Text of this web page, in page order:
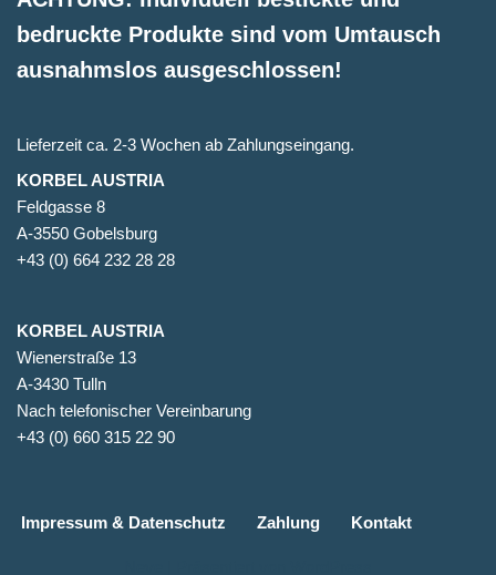
bedruckte Produkte sind vom Umtausch
ausnahmslos ausgeschlossen!
Lieferzeit ca. 2-3 Wochen ab Zahlungseingang.
KORBEL AUSTRIA
Feldgasse 8
A-3550 Gobelsburg
+43 (0) 664 232 28 28
KORBEL AUSTRIA
Wienerstraße 13
A-3430 Tulln
Nach telefonischer Vereinbarung
+43 (0) 660 315 22 90
Impressum & Datenschutz Zahlung Kontakt